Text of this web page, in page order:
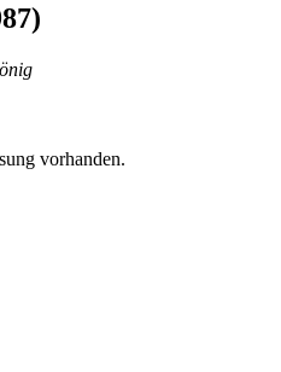
vorhanden.